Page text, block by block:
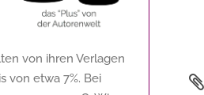
von ihren Verlagen
von etwa 7%. Bei